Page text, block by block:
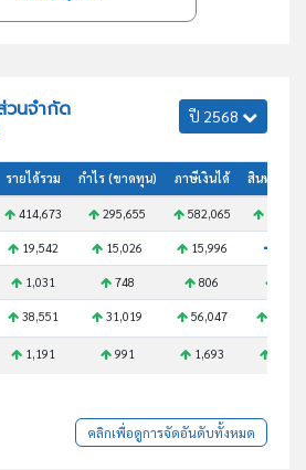
วนจำกัด ปี 2568
รายได้รวม กำไร (ขาดทุน) ภาษีเงินได้ สินทรัพย์ร
414,673 295,655 582,065
19,542 15,026 15,996
1,031 748 806
38,551 31,019 56,047
1,191 991 1,693
คลิกเพื่อดูการจัดอันดับทั้งหมด